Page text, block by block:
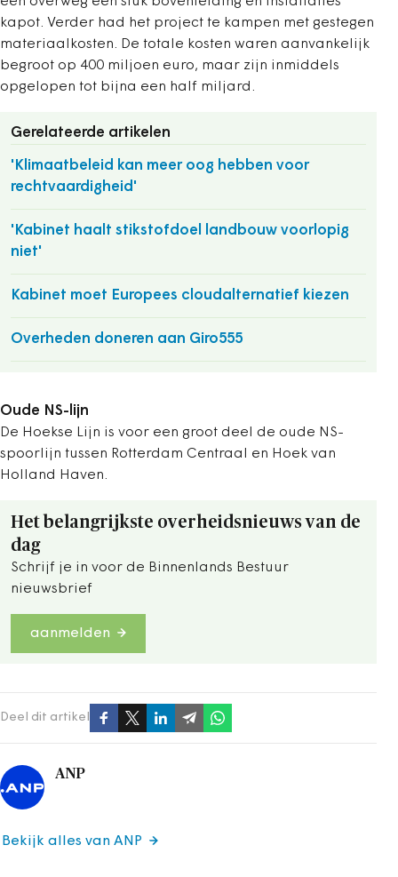
kapot. Verder had het project te kampen met gestegen
materiaalkosten. De totale kosten waren aanvankelijk
begroot op 400 miljoen euro, maar zijn inmiddels
opgelopen tot bijna een half miljard.
Gerelateerde artikelen
'Klimaatbeleid kan meer oog hebben voor
rechtvaardigheid'
'Kabinet haalt stikstofdoel landbouw voorlopig
niet'
Kabinet moet Europees cloudalternatief kiezen
Overheden doneren aan Giro555
Oude NS-lijn
De Hoekse Lijn is voor een groot deel de oude NS-
spoorlijn tussen Rotterdam Centraal en Hoek van
Holland Haven.
Het belangrijkste overheidsnieuws van de
dag
Schrijf je in voor de Binnenlands Bestuur
nieuwsbrief
aanmelden
Deel dit artikel
ANP
Bekijk alles van ANP